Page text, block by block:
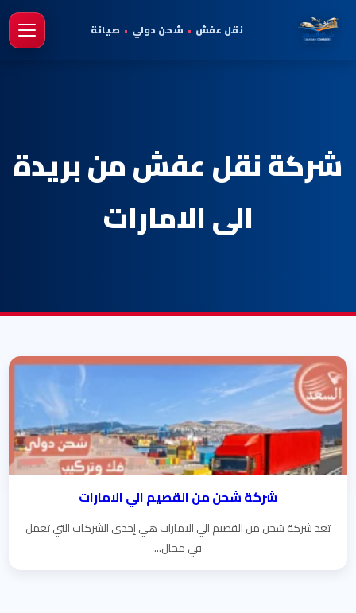
نقل عفش • شحن دولي • صيانة
شركة نقل عفش من بريدة
الى الامارات
شركة شحن من القصيم الي الامارات
تعد شركة شحن من القصيم الي الامارات هي إحدى الشركات التي تعمل
في مجال...